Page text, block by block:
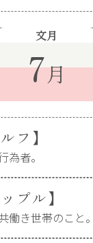
文月
7月
フ】
為者。
プル】
働き世帯のこと。